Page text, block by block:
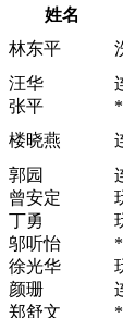
姓名
林东平
汪华
张平
楼晓燕
郭园
曾安定
丁勇
邬听怡
徐光华
颜珊
郑舒文